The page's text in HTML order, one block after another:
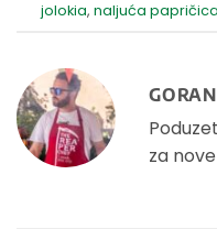
jolokia, naljuća papričica
za